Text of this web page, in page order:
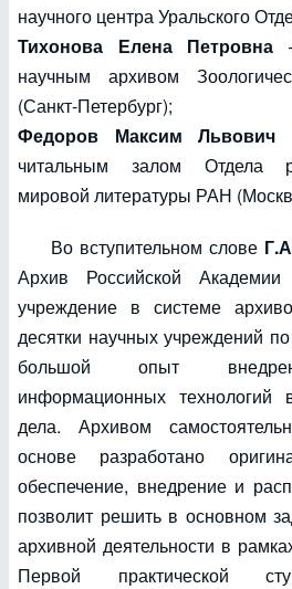
научного центра Уральского
Тихонова Елена Петровна
научным архивом
(Санкт-Петербург);
Федоров Максим Львович
читальным залом Отдела
мировой литературы РАН
Во вступительном слове
Архив Российской
учреждение в системе
десятки научных учреждений
большой опыт
информационных технологий
дела. Архивом
основе разработано
обеспечение, внедрение и
позволит решить в основном
архивной деятельности в
Первой практической